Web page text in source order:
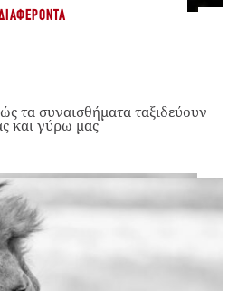
τα συναισθήματα ταξιδεύουν
και γύρω μας